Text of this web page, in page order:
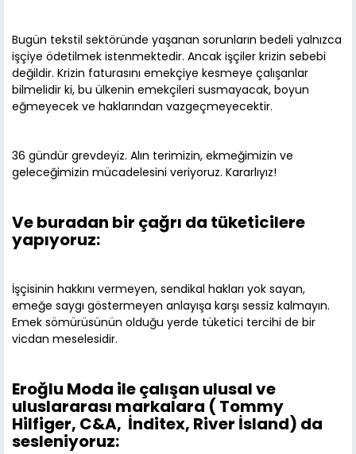
Bugün tekstil sektöründe yaşanan sorunların bedeli yalnızca
işçiye ödetilmek istenmektedir. Ancak işçiler krizin sebebi
değildir. Krizin faturasını emekçiye kesmeye çalışanlar
bilmelidir ki, bu ülkenin emekçileri susmayacak, boyun
eğmeyecek ve haklarından vazgeçmeyecektir.
36 gündür grevdeyiz. Alın terimizin, ekmeğimizin ve
geleceğimizin mücadelesini veriyoruz. Kararlıyız!
Ve buradan bir çağrı da tüketicilere
yapıyoruz:
İşçisinin hakkını vermeyen, sendikal hakları yok sayan,
emeğe saygı göstermeyen anlayışa karşı sessiz kalmayın.
Emek sömürüsünün olduğu yerde tüketici tercihi de bir
vicdan meselesidir.
Eroğlu Moda ile çalışan ulusal ve
uluslararası markalara ( Tommy
Hilfiger, C&A, İnditex, River İsland) da
sesleniyoruz: